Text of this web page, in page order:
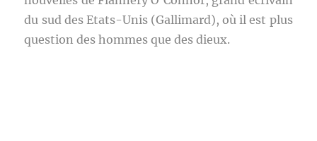
du sud des Etats-Unis (Gallimard), où il est plus
question des hommes que des dieux.